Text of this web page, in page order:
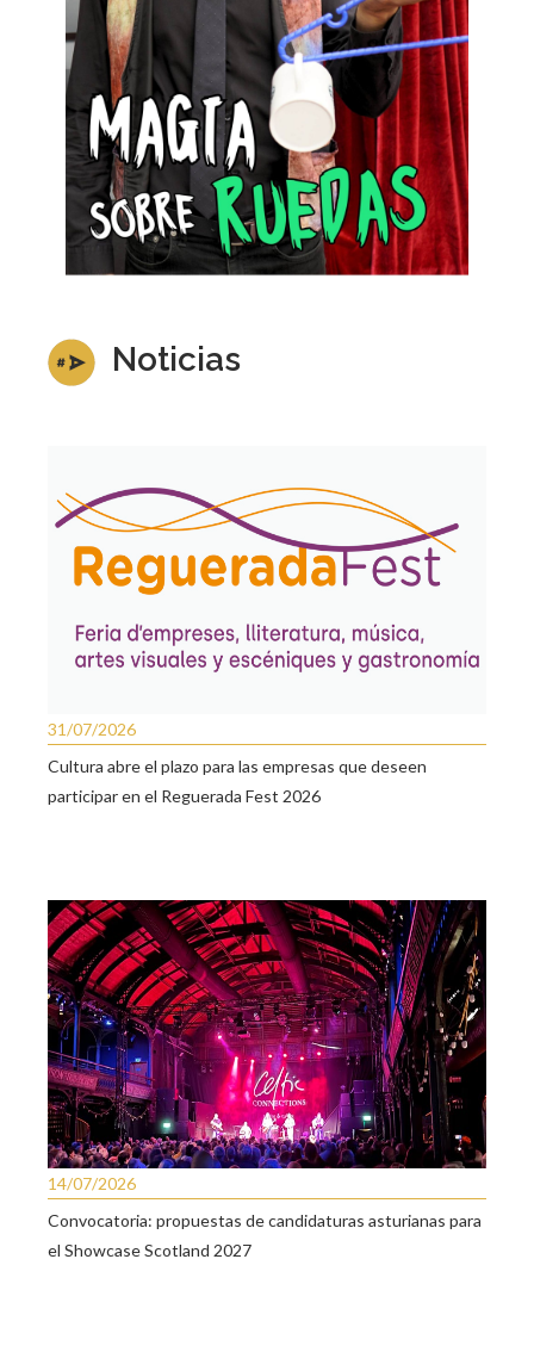
Noticias
31/07/2026
Cultura abre el plazo para las empresas que deseen
participar en el Reguerada Fest 2026
14/07/2026
Convocatoria: propuestas de candidaturas asturianas para
el Showcase Scotland 2027